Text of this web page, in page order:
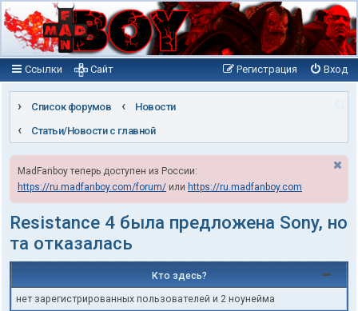
Ссылки Вход
Регистрация
Сайт
Список форумов
Новости
Статьи/Новости с главной
MadFanboy теперь доступен из России:
https://ru.madfanboy.com/forum/ или https://ru.madfanboy.com
Resistance 4 была предложена Sony, но
та отказалась
Кто здесь?
нет зарегистрированных пользователей и 2 ноунейма